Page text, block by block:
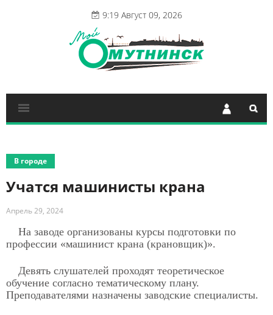
9:19 Август 09, 2026
В городе
Учатся машинисты крана
Апрель 29, 2024
На заводе организованы курсы подготовки по
профессии «машинист крана (крановщик)».
Девять слушателей проходят теоретическое
обучение согласно тематическому плану.
Преподавателями назначены заводские специалисты.